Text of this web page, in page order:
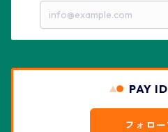
リザード・スキン兜
エキノプシス属
センナ属
PAY
フォロー